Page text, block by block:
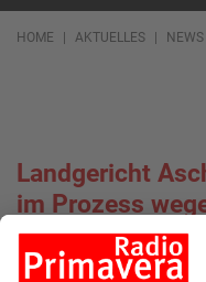
HOME AKTUELLES NEWS
Landgericht
im Prozess
11.01.2022, 08:04 UHR